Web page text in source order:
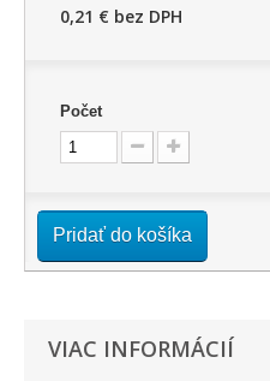
0,21 € bez DPH
Počet
Pridať do košíka
VIAC INFORMÁCIÍ